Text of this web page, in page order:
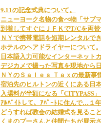
9.11の記念式典について。
ニューヨーク名物の食べ物「サブ
到着してすぐにＪＦＫでT/Cを両替
ＮＹで携帯電話を短期レンタルで
ホテルのヘアドライヤーについて。
日本語入力可能なインターネット
デジカメで撮った写真を現地から
ＮＹのＳａｌｅｓ Ｔａｘの最新事
宿泊先のヒルトンの近くにある日
入場料が半額になる「CITYPASS」
ｱﾙﾊﾞｲﾄして、ｱﾊﾟｰﾄに住んで…１
どうすれば教会の結婚式を見るこ
くまのプーさんと仲間たちが展示